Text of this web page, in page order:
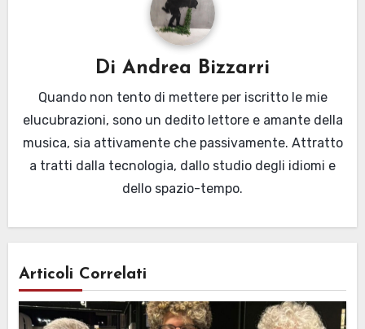
Di Andrea Bizzarri
Quando non tento di mettere per iscritto le mie
elucubrazioni, sono un dedito lettore e amante della
musica, sia attivamente che passivamente. Attratto
a tratti dalla tecnologia, dallo studio degli idiomi e
dello spazio-tempo.
Articoli Correlati